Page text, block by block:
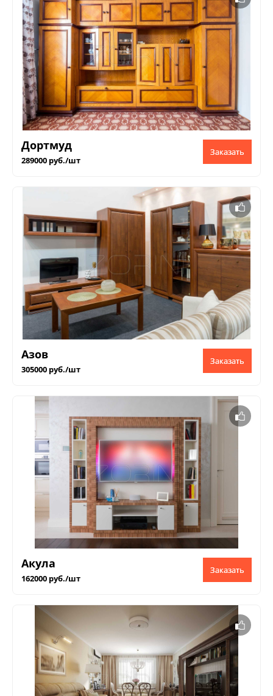
Дортмуд
289000 руб./шт
Заказать
Азов
305000 руб./шт
Заказать
Акула
162000 руб./шт
Заказать